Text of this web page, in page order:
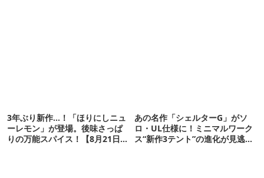
3年ぶり新作…！「ほりにしニュ
ーレモン」が登場。後味さっぱ
りの万能スパイス！【8月21日発
あの名作「シェルターG」がソ
ロ・UL仕様に！ミニマルワーク
ス“新作3テント”の進化が見逃せ